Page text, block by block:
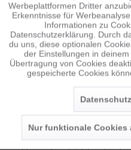
Tragfähigkeit von bis zu 4,5kg
hohen Zuladung konnte dabei
dank Carbon-Leichtbauweise
werden. Insgesamt ergibt sich so
dem Ronin-S von ca. 25%, was
Leichtbau verzichtet, dafür bietet
die verschiedenen Betriebsmodi.
Tracking
Personalisierung
Service
Werbeplattformen Dritter
Erkenntnisse für
Informationen zu
Datenschutzerklärung. Durch
du uns, diese optionalen
der Einstellungen in
Übertragung von Cookies
gespeicherte Cookies
Nur funktionale Cookies